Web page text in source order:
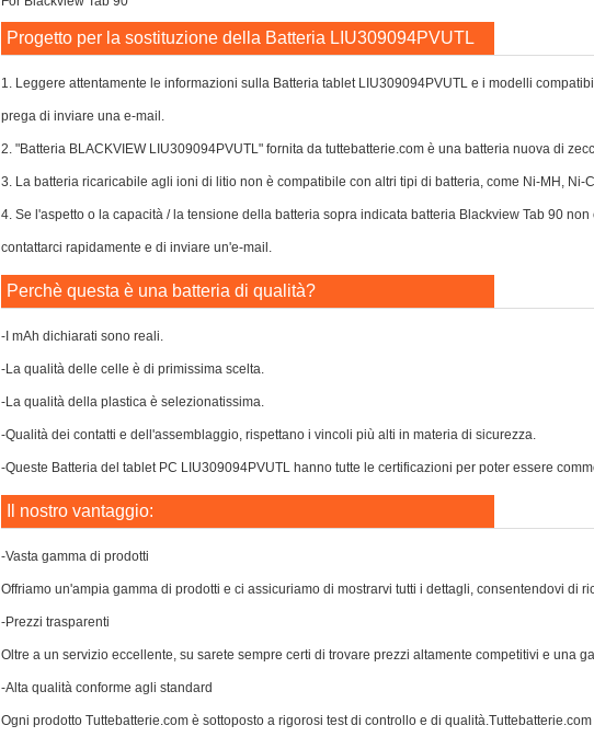
Progetto per la sostituzione della Batteria LIU309094PVUTL
1. Leggere attentamente le informazioni sulla Batteria tablet LIU309094PVUTL e i modelli
prega di inviare una e-mail.
2. "Batteria BLACKVIEW LIU309094PVUTL" fornita da tuttebatterie.com è una batteria nuova di
3. La batteria ricaricabile agli ioni di litio non è compatibile con altri tipi di batteria, come Ni-MH, Ni-
4. Se l'aspetto o la capacità / la tensione della batteria sopra indicata batteria Blackview Tab 90
contattarci rapidamente e di inviare un'e-mail.
Perchè questa è una batteria di qualità?
-I mAh dichiarati sono reali.
-La qualità delle celle è di primissima scelta.
-La qualità della plastica è selezionatissima.
-Qualità dei contatti e dell'assemblaggio, rispettano i vincoli più alti in materia di sicurezza.
-Queste Batteria del tablet PC LIU309094PVUTL hanno tutte le certificazioni per poter essere
Il nostro vantaggio:
-Vasta gamma di prodotti
Offriamo un'ampia gamma di prodotti e ci assicuriamo di mostrarvi tutti i dettagli, consentendovi di
-Prezzi trasparenti
Oltre a un servizio eccellente, su sarete sempre certi di trovare prezzi altamente competitivi e una
-Alta qualità conforme agli standard
Ogni prodotto Tuttebatterie.com è sottoposto a rigorosi test di controllo e di